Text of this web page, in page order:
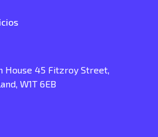
House 45 Fitzroy Street,
W1T 6EB